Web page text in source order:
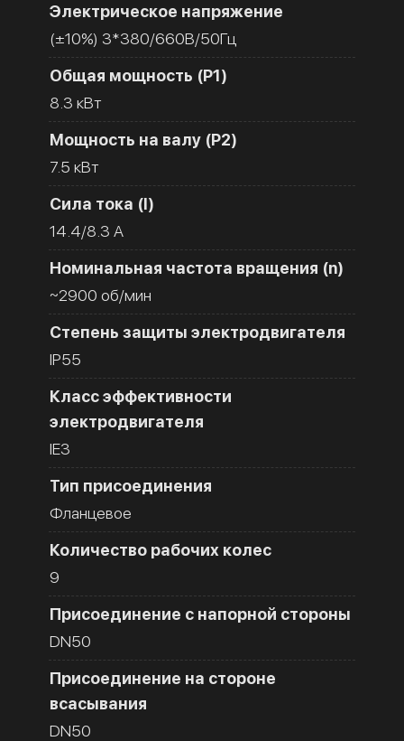
Электрическое напряжение
(±10%) 3*380/660В/50Гц
Общая мощность (Р1)
8.3 кВт
Мощность на валу (Р2)
7.5 кВт
Сила тока (I)
14.4/8.3 A
Номинальная частота вращения (n)
~2900 об/мин
Степень защиты электродвигателя
IP55
Класс эффективности
электродвигателя
IE3
Тип присоединения
Фланцевое
Количество рабочих колес
9
Присоединение с напорной стороны
DN50
Присоединение на стороне
всасывания
DN50